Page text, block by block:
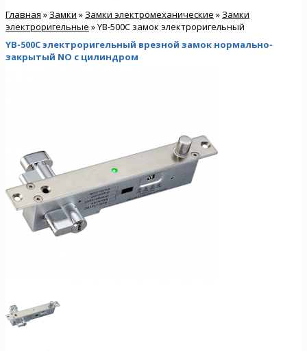
Главная » Замки » Замки электромеханические » Замки
электроригельные » YB-500C замок электроригельный
YB-500C электроригельный врезной замок нормально-
закрытый NO с цилиндром